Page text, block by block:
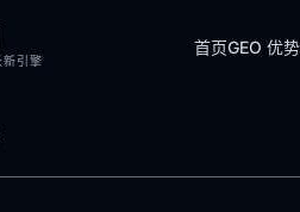
引擎
首页GEO 优势